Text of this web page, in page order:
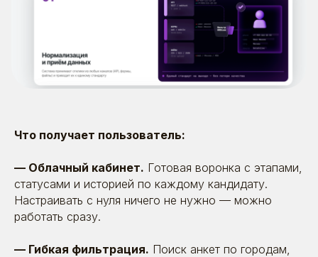
Что получает пользователь:
— Облачный кабинет. Готовая воронка с этапами,
статусами и историей по каждому кандидату.
Настраивать с нуля ничего не нужно — можно
работать сразу.
— Гибкая фильтрация. Поиск анкет по городам,